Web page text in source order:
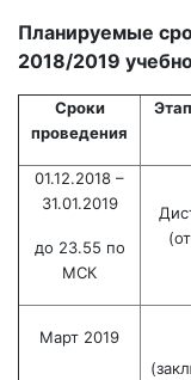
Планируемые
2018/2019
Сроки
проведения
01.12.2018 –
31.01.2019
до 23.55 по
МСК
Март 2019